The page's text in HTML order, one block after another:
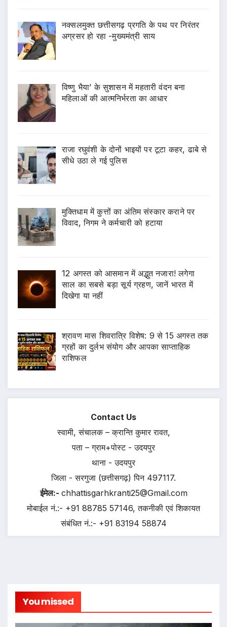
नक्सलमुक्त छत्तीसगढ़ प्रगति के पथ पर निरंतर
अग्रसर हो रहा -मुख्यमंत्री साय
विष्णु भैया’ के सुशासन में महतारी वंदन बना
महिलाओं की आत्मनिर्भरता का आधार
राजा रघुवंशी के दोनों भाइयों पर टूटा कहर, ढाबे से
सीधे उठा ले गई पुलिस
मुक्तिधाम में कुत्तों का अंतिम संस्कार कराने पर
विवाद, निगम ने कर्मचारी को हटाया
12 अगस्त को आसमान में अद्भुत नजारा! लगेगा
साल का सबसे बड़ा सूर्य ग्रहण, जानें भारत में
दिखेगा या नहीं
श्रावण मास शिवरात्रि विशेष: 9 से 15 अगस्त तक
ग्रहों का दुर्लभ संयोग और आपका साप्ताहिक
राशिफल
Contact Us
स्वामी, संचालक – क्रान्ति कुमार रावत,
पता – ग्राम+पोस्ट - उदयपुर
थाना - उदयपुर
जिला - सरगुजा (छत्तीसगढ़) पिन 497117.
ईमेल:- chhattisgarhkranti25@Gmail.com
मोबाईल नं.:- +91 88785 57146, तकनीकी एवं शिकायत
संबंधित नं.:- +91 83194 58874
You missed